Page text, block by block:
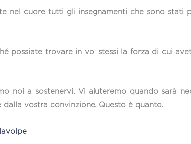
nel cuore tutti gli insegnamenti che sono stati
possiate trovare in voi stessi la forza di cui
noi a sostenervi. Vi aiuteremo quando sarà
vostra convinzione. Questo è quanto.